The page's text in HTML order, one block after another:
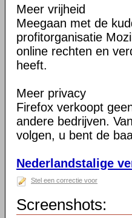
Meer vrijheid
Meegaan met de
profitorganisatie
online rechten en
heeft.
Meer privacy
Firefox verkoopt
andere bedrijven.
volgen, u bent de
Nederlandstalige
Stel een correctie voor
Screenshots: